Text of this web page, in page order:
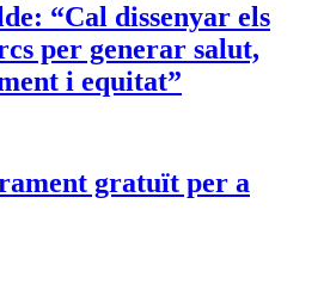
“Cal dissenyar els
per generar salut,
i equitat”
gratuït per a